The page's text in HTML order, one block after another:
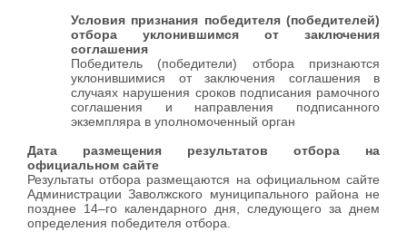
Условия признания победителя (победителей)
отбора уклонившимся от заключения
соглашения
Победитель (победители) отбора признаются
уклонившимися от заключения соглашения в
случаях нарушения сроков подписания рамочного
соглашения и направления подписанного
экземпляра в уполномоченный орган
Дата размещения результатов отбора на
официальном сайте
Результаты отбора размещаются на официальном сайте
Администрации Заволжского муниципального района не
позднее 14–го календарного дня, следующего за днем
определения победителя отбора.